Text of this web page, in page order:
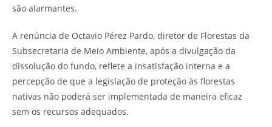
são alarmantes.
A renúncia de Octavio Pérez Pardo, diretor de Florestas da
Subsecretaria de Meio Ambiente, após a divulgação da
dissolução do fundo, reflete a insatisfação interna e a
percepção de que a legislação de proteção às florestas
nativas não poderá ser implementada de maneira eficaz
sem os recursos adequados.